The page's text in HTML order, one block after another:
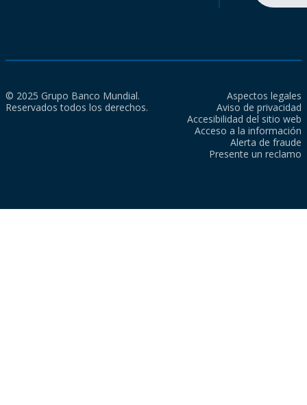
© 2025 Grupo Banco Mundial.
Reservados todos los derechos.
Aspectos legales
Aviso de privacidad
Accesibilidad del sitio web
Acceso a la información
Alerta de fraude
Presente un reclamo